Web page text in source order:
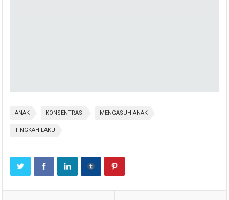
ANAK KONSENTRASI MENGASUH ANAK
TINGKAH LAKU